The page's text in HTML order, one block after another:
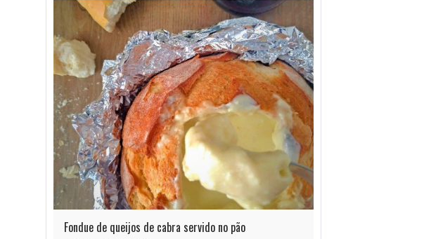
Fondue de queijos de cabra servido no pão